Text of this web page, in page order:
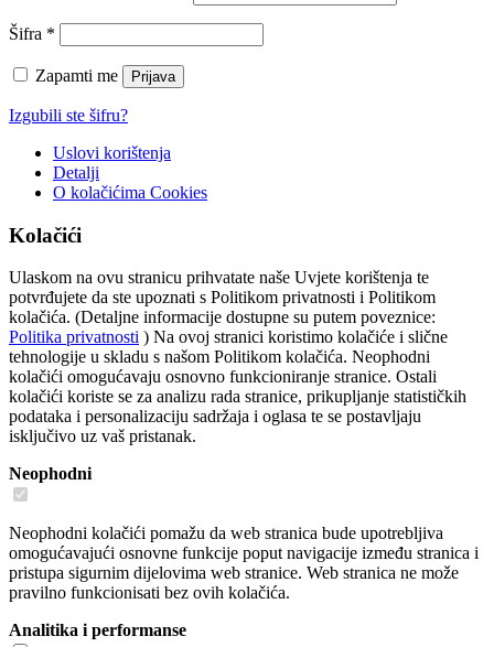
Šifra *
Zapamti me Prijava
Izgubili ste šifru?
Uslovi korištenja
Detalji
O kolačićima Cookies
Kolačići
Ulaskom na ovu stranicu prihvatate naše Uvjete korištenja te
potvrđujete da ste upoznati s Politikom privatnosti i Politikom
kolačića. (Detaljne informacije dostupne su putem poveznice:
Politika privatnosti ) Na ovoj stranici koristimo kolačiće i slične
tehnologije u skladu s našom Politikom kolačića. Neophodni
kolačići omogućavaju osnovno funkcioniranje stranice. Ostali
kolačići koriste se za analizu rada stranice, prikupljanje statističkih
podataka i personalizaciju sadržaja i oglasa te se postavljaju
isključivo uz vaš pristanak.
Neophodni
Neophodni kolačići pomažu da web stranica bude upotrebljiva
omogućavajući osnovne funkcije poput navigacije između stranica i
pristupa sigurnim dijelovima web stranice. Web stranica ne može
pravilno funkcionisati bez ovih kolačića.
Analitika i performanse